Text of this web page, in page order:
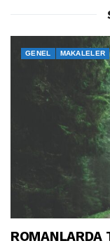
GENEL MAKALELER
ROMANLARDA